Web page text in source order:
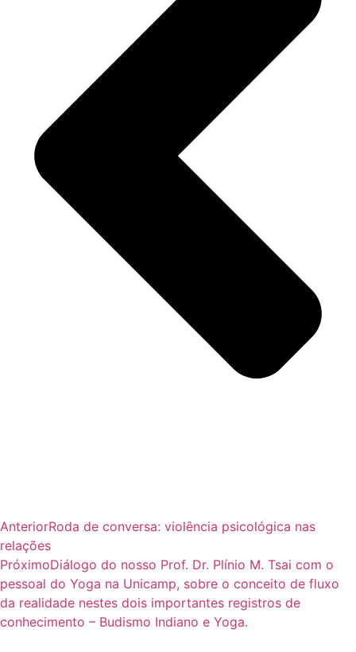
AnteriorRoda de conversa: violência psicológica nas
relações
PróximoDiálogo do nosso Prof. Dr. Plínio M. Tsai com o
pessoal do Yoga na Unicamp, sobre o conceito de fluxo
da realidade nestes dois importantes registros de
conhecimento – Budismo Indiano e Yoga.